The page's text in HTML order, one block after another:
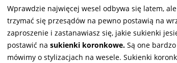
Wprawdzie najwięcej wesel odbywa się latem,
trzymać się przesądów na pewno postawią na
zaproszenie i zastanawiasz się, jakie sukienki
postawić na sukienki koronkowe. Są one
mówimy o stylizacjach na wesele. Sukienki